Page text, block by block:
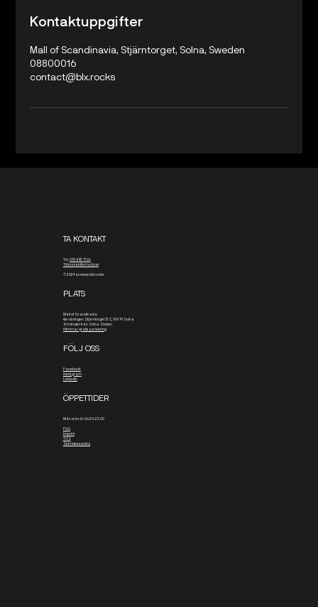
Kontaktuppgifter
Mall of Scandinavia, Stjärntorget, Solna, Sweden
08800016
contact@blx.rocks
TA KONTAKT
Tel.
070-343 77 66
Till kontaktformuläret
© 2024 av www.blx.rocks
PLATS
Mall of Scandinavia
4:e våningen
Stjärntorget 13 C, 169 79 Solna
10 minuter från Solna Station
4 timmar gratis parkering
FÖLJ OSS
Facebook
Instagram
Linkedin
ÖPPETTIDER
Mån-sön: kl. 06.30-23.00
FAQ
Imprint
TOS
Sekretesspolicy